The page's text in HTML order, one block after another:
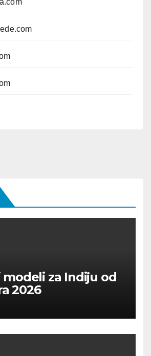
za Indiju od
2026